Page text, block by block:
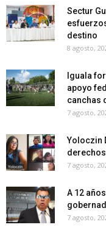
Sectur
destino
8 agosto,
Iguala
apoyo
canchas
7 agosto,
Yoloczin
7 agosto,
A 12
7 agosto,